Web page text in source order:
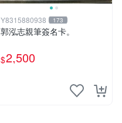
Y8315880938 173
郭泓志親筆簽名卡。
$2,500